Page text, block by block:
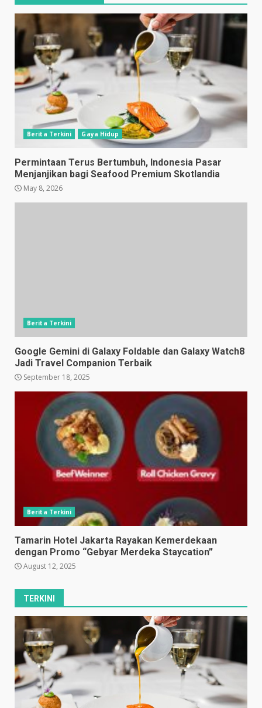
Berita Terkini Gaya Hidup
Permintaan Terus Bertumbuh, Indonesia Pasar
Menjanjikan bagi Seafood Premium Skotlandia
May 8, 2026
Berita Terkini
Google Gemini di Galaxy Foldable dan Galaxy Watch8
Jadi Travel Companion Terbaik
September 18, 2025
Berita Terkini
Tamarin Hotel Jakarta Rayakan Kemerdekaan
dengan Promo “Gebyar Merdeka Staycation”
August 12, 2025
TERKINI